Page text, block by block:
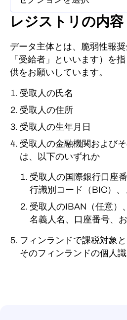
レジストリの内容
データ主体とは、脆弱性報
「受給者」といいます）を
供をお願いしています。
受取人の氏名
受取人の住所
受取人の生年月日
受取人の金融機関および
は、以下のいずれか
受取人の国際銀行口座
行識別コード（BIC）、
受取人のIBAN（任意）
名義人名、口座番号、
フィンランドで課税対象
そのフィンランドの個人